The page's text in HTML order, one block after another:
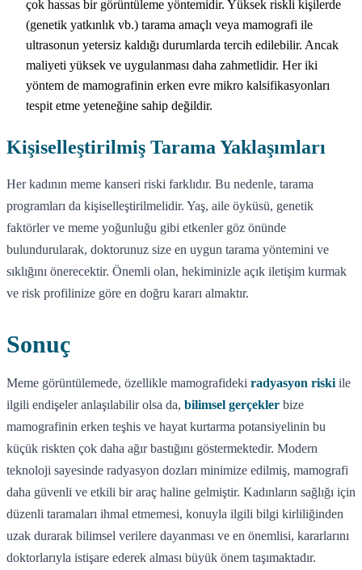
çok hassas bir görüntüleme yöntemidir. Yüksek riskli kişilerde
(genetik yatkınlık vb.) tarama amaçlı veya mamografi ile
ultrasonun yetersiz kaldığı durumlarda tercih edilebilir. Ancak
maliyeti yüksek ve uygulanması daha zahmetlidir. Her iki
yöntem de mamografinin erken evre mikro kalsifikasyonları
tespit etme yeteneğine sahip değildir.
Kişiselleştirilmiş Tarama Yaklaşımları
Her kadının meme kanseri riski farklıdır. Bu nedenle, tarama
programları da kişiselleştirilmelidir. Yaş, aile öyküsü, genetik
faktörler ve meme yoğunluğu gibi etkenler göz önünde
bulundurularak, doktorunuz size en uygun tarama yöntemini ve
sıklığını önerecektir. Önemli olan, hekiminizle açık iletişim kurmak
ve risk profilinize göre en doğru kararı almaktır.
Sonuç
Meme görüntülemede, özellikle mamografideki radyasyon riski ile
ilgili endişeler anlaşılabilir olsa da, bilimsel gerçekler bize
mamografinin erken teşhis ve hayat kurtarma potansiyelinin bu
küçük riskten çok daha ağır bastığını göstermektedir. Modern
teknoloji sayesinde radyasyon dozları minimize edilmiş, mamografi
daha güvenli ve etkili bir araç haline gelmiştir. Kadınların sağlığı için
düzenli taramaları ihmal etmemesi, konuyla ilgili bilgi kirliliğinden
uzak durarak bilimsel verilere dayanması ve en önemlisi, kararlarını
doktorlarıyla istişare ederek alması büyük önem taşımaktadır.